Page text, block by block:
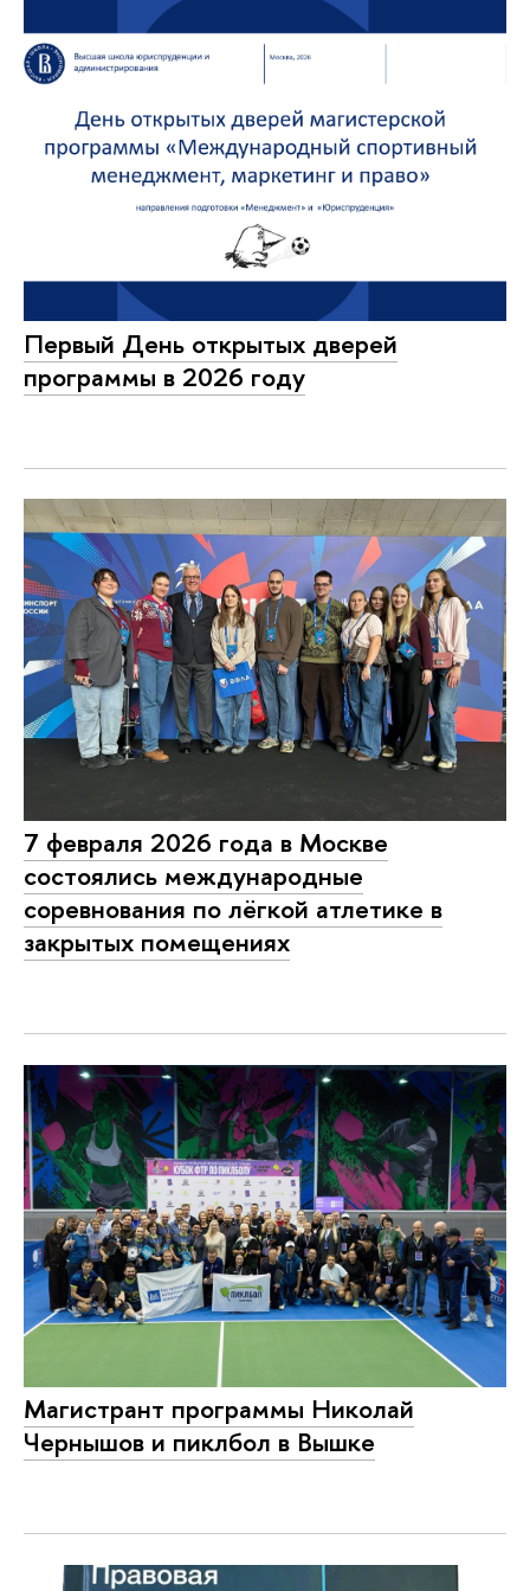
Первый День открытых дверей
программы в 2026 году
7 февраля 2026 года в Москве
состоялись международные
соревнования по лёгкой атлетике в
закрытых помещениях
Магистрант программы Николай
Чернышов и пиклбол в Вышке